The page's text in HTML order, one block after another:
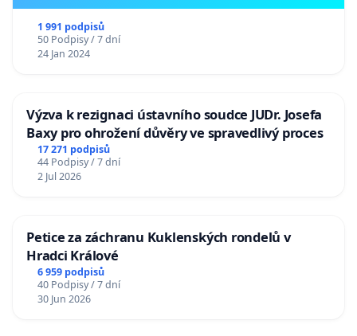
1 991 podpisů
50 Podpisy / 7 dní
24 Jan 2024
Výzva k rezignaci ústavního soudce JUDr. Josefa
Baxy pro ohrožení důvěry ve spravedlivý proces
17 271 podpisů
44 Podpisy / 7 dní
2 Jul 2026
Petice za záchranu Kuklenských rondelů v
Hradci Králové
6 959 podpisů
40 Podpisy / 7 dní
30 Jun 2026